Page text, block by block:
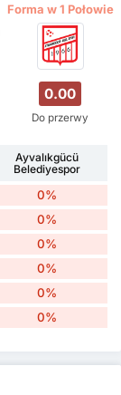
Forma w 1 Połowie
0.00
Do przerwy
Ayvalıkgücü
Belediyespor
0%
0%
0%
0%
0%
0%